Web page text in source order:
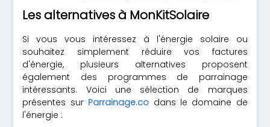
Les alternatives à MonKitSolaire
Si vous vous intéressez à l'énergie solaire ou
souhaitez simplement réduire vos factures
d'énergie, plusieurs alternatives proposent
également des programmes de parrainage
intéressants. Voici une sélection de marques
présentes sur Parrainage.co dans le domaine de
l'énergie :